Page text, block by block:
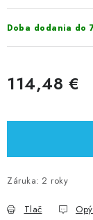
Doba dodania do
114,48 €
Záruka: 2 roky
Tlač